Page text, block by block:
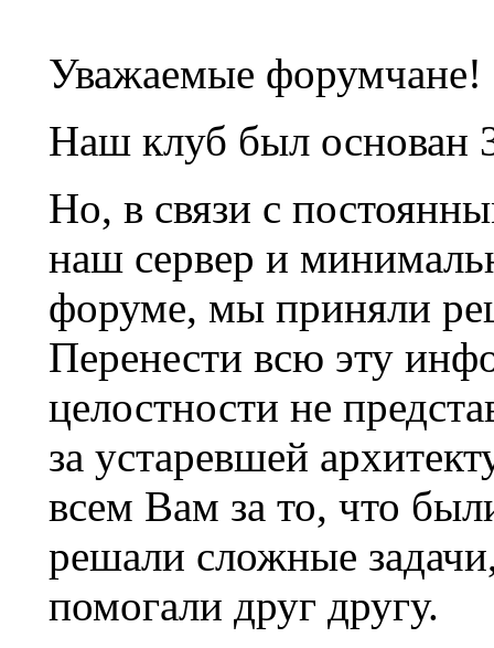
Уважаемые форумчане!
Наш клуб был основан
Но, в связи с
наш сервер и
форуме, мы приняли
Перенести всю эту
целостности не
за устаревшей
всем Вам за то, что
решали сложные
помогали друг другу.